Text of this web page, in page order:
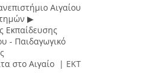
Αιγαίου
▶
Εκπαίδευσης
- Παιδαγωγικό
στο Αιγαίο | ΕΚΤ